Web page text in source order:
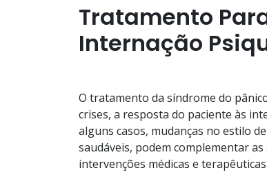
Tratamento
Internação
O tratamento da síndrome do
crises, a resposta do paciente às
alguns casos, mudanças no estilo
saudáveis, podem complementar
intervenções médicas e